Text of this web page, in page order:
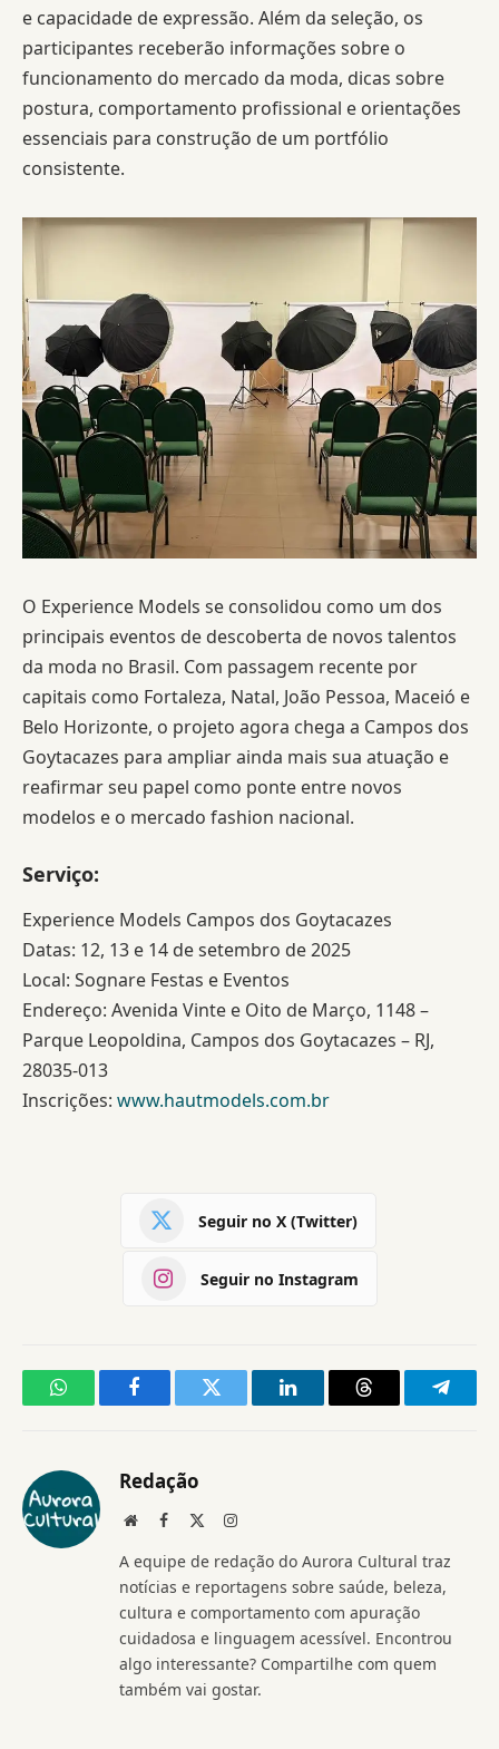
e capacidade de expressão. Além da seleção, os
participantes receberão informações sobre o
funcionamento do mercado da moda, dicas sobre
postura, comportamento profissional e orientações
essenciais para construção de um portfólio
consistente.
O Experience Models se consolidou como um dos
principais eventos de descoberta de novos talentos
da moda no Brasil. Com passagem recente por
capitais como Fortaleza, Natal, João Pessoa, Maceió e
Belo Horizonte, o projeto agora chega a Campos dos
Goytacazes para ampliar ainda mais sua atuação e
reafirmar seu papel como ponte entre novos
modelos e o mercado fashion nacional.
Serviço:
Experience Models Campos dos Goytacazes
Datas: 12, 13 e 14 de setembro de 2025
Local: Sognare Festas e Eventos
Endereço: Avenida Vinte e Oito de Março, 1148 –
Parque Leopoldina, Campos dos Goytacazes – RJ,
28035-013
Inscrições: www.hautmodels.com.br
Seguir no X (Twitter)
Seguir no Instagram
WhatsAppFacebookTwitter LinkedInThreads
Redação
WebsiteFacebook Instagram
A equipe de redação do Aurora Cultural traz
notícias e reportagens sobre saúde, beleza,
cultura e comportamento com apuração
cuidadosa e linguagem acessível. Encontrou
algo interessante? Compartilhe com quem
também vai gostar.